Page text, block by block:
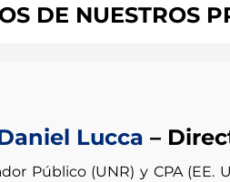
DE NUESTROS
Lucca–
Público (UNR) y CPA (EE.